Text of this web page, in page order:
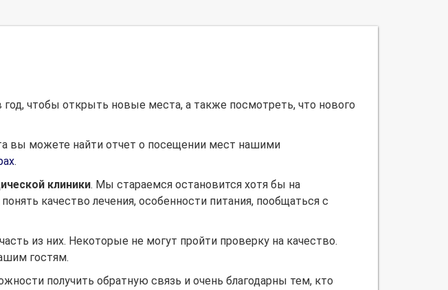
чтобы открыть новые места, а также посмотреть, что нового
вы можете найти отчет о посещении мест нашими
.
клиники. Мы стараемся остановится хотя бы на
понять качество лечения, особенности питания, пообщаться с
из них. Некоторые не могут пройти проверку на качество.
гостям.
получить обратную связь и очень благодарны тем, кто